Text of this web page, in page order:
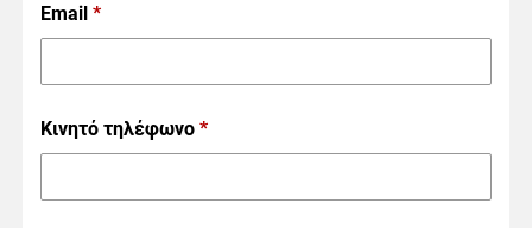
Email *
Κινητό τηλέφωνο *